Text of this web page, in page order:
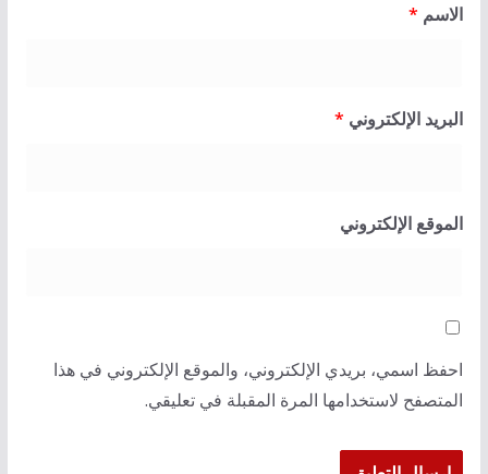
الاسم *
البريد الإلكتروني *
الموقع الإلكتروني
احفظ اسمي، بريدي الإلكتروني، والموقع الإلكتروني في هذا
المتصفح لاستخدامها المرة المقبلة في تعليقي.